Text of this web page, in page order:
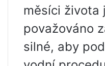
měsíci života
považováno
silné, aby